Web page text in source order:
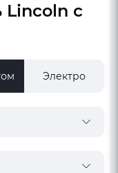
Lincoln с
Электро